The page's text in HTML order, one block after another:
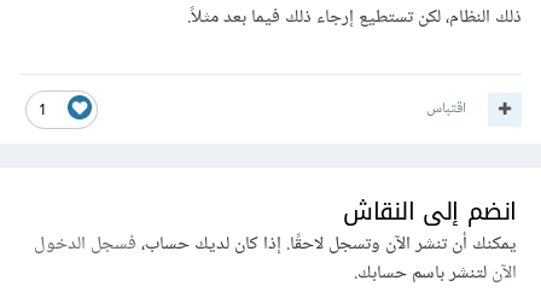
ذلك النظام، لكن تستطيع إرجاء ذلك فيما بعد مثلاً.
1 اقتباس
انضم إلى النقاش
يمكنك أن تنشر الآن وتسجل لاحقًا. إذا كان لديك حساب،فسجل الدخول
الآنلتنشر باسم حسابك.